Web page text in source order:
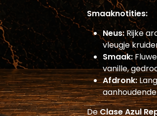
Smaaknotities:
Neus:Rijke
vleugje
Smaak:
vanille,
Afdronk:
DeClase Azul